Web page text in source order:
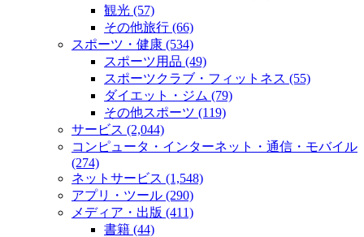
観光 (57)
その他旅行 (66)
スポーツ・健康 (534)
スポーツ用品 (49)
スポーツクラブ・フィットネス (55)
ダイエット・ジム (79)
その他スポーツ (119)
サービス (2,044)
コンピュータ・インターネット・通信・モバイル
(274)
ネットサービス (1,548)
アプリ・ツール (290)
メディア・出版 (411)
書籍 (44)